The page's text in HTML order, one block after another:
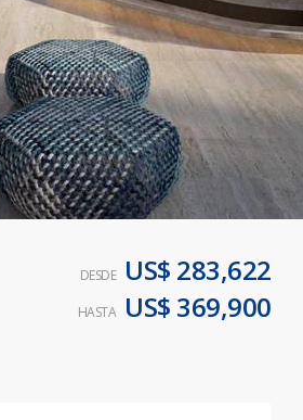
DESDE US$ 283,622
HASTA US$ 369,900